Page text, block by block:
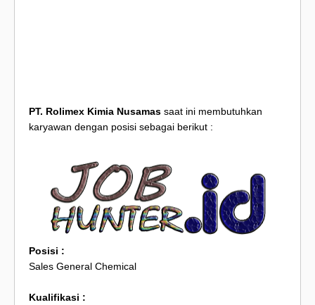
PT. Rolimex Kimia Nusamas saat ini membutuhkan
karyawan dengan posisi sebagai berikut :
Posisi :
Sales General Chemical
Kualifikasi :